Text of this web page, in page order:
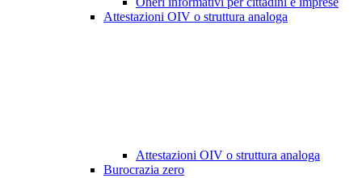
Attestazioni OIV o struttura analoga
Attestazioni OIV o struttura analoga
Burocrazia zero